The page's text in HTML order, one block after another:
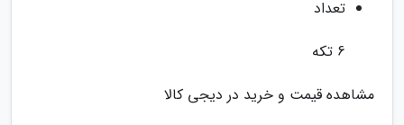
تعداد
6 تکه
مشاهده قیمت و خرید در دیجی کالا